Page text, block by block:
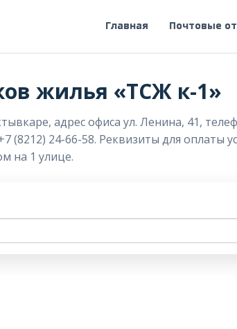
Главная Почтовые
жилья «ТСЖ к-1»
адрес офиса ул. Ленина, 41,
(8212) 24-66-58. Реквизиты для оплаты
на 1 улице.